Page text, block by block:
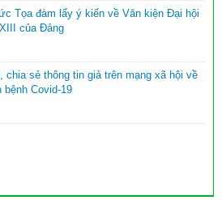
Vĩnh Thuận Kiên Giang II trao tập cho 22
học mới 2023-2024
Văn Thưởng gửi ngành giáo dục nhân
2024
Tọa đàm lấy ý kiến về Văn kiện Đại hội
của Đảng
chia sẻ thông tin giả trên mạng xã hội về
bệnh Covid-19